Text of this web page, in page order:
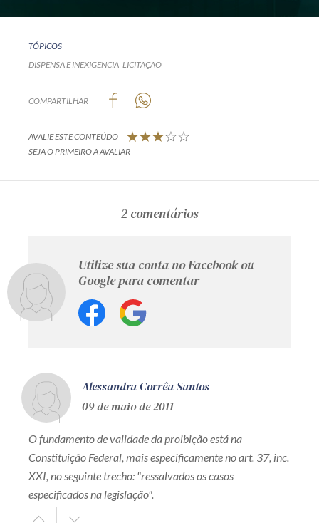
TÓPICOS
DISPENSA E INEXIGÊNCIA LICITAÇÃO
COMPARTILHAR
AVALIE ESTE CONTEÚDO
SEJA O PRIMEIRO A AVALIAR
2 comentários
Utilize sua conta no Facebook ou
Google para comentar
Alessandra Corrêa Santos
09 de maio de 2011
O fundamento de validade da proibição está na
Constituição Federal, mais especificamente no art. 37, inc.
XXI, no seguinte trecho: "ressalvados os casos
especificados na legislação".